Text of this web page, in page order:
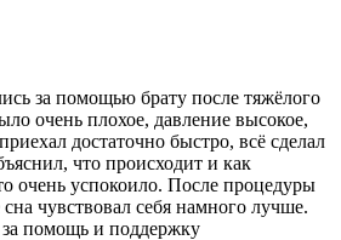
за помощью брату после тяжёлого
очень плохое, давление высокое,
достаточно быстро, всё сделал
что происходит и как
очень успокоило. После процедуры
чувствовал себя намного лучше.
помощь и поддержку